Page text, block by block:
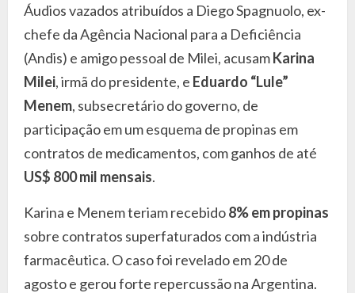
Áudios vazados atribuídos a Diego Spagnuolo, ex-
chefe da Agência Nacional para a Deficiência
(Andis) e amigo pessoal de Milei, acusamKarina
Milei, irmã do presidente, e Eduardo “Lule”
Menem, subsecretário do governo, de
participação em um esquema de propinas em
contratos de medicamentos, com ganhos de até
US$ 800 mil mensais.
Karina e Menem teriam recebido8% em propinas
sobre contratos superfaturados com a indústria
farmacêutica. O caso foi revelado em 20 de
agosto e gerou forte repercussão na Argentina.